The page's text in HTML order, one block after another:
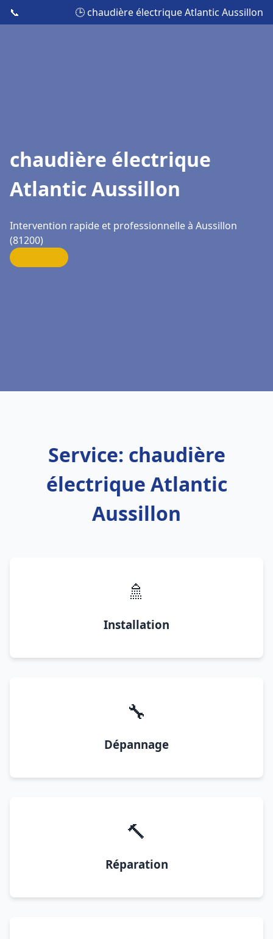
📞 🕒 chaudière électrique Atlantic Aussillon
chaudière électrique
Atlantic Aussillon
Intervention rapide et professionnelle à Aussillon
(81200)
Service: chaudière
électrique Atlantic
Aussillon
🚿
Installation
🔧
Dépannage
🔨
Réparation